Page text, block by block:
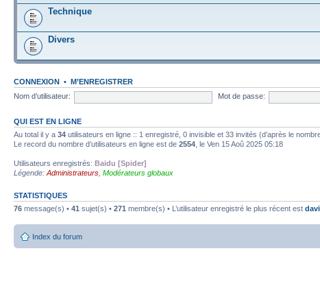
Technique
Divers
CONNEXION • M’ENREGISTRER
Nom d’utilisateur:
Mot de passe:
QUI EST EN LIGNE
Au total il y a 34 utilisateurs en ligne :: 1 enregistré, 0 invisible et 33 invités (d’après le
Le record du nombre d’utilisateurs en ligne est de 2554 , le Ven 15 Aoû 2025 05:18
Utilisateurs enregistrés: Baidu [Spider]
Légende: Administrateurs Modérateurs globaux
STATISTIQUES
76 message(s) • 41 sujet(s) • 271 membre(s) • L’utilisateur enregistré le plus récent est
Index du forum